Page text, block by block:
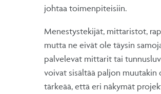
johtaa toimenpiteisiin.
Menestystekijät, mittaristot,
mutta ne eivät ole täysin
palvelevat mittarit tai
voivat sisältää paljon muutakin
tärkeää, että eri näkymät